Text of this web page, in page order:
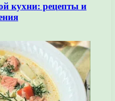
кухни: рецепты и